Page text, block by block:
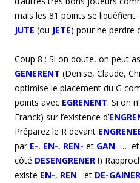
mais les 81 points se
JUTE (ou JETE) pour ne perdre
Coup 8 : Si on doute, on peut
GENERENT (Denise, Claude,
optimise le placement du G
points avec EGRENENT. Si on
Franck) sur l’existence d’
Préparez le R devant
par E-, EN-, REN- et GAN– … et
côté DESENGRENER !)
existe EN-, REN– et DE-GAINER